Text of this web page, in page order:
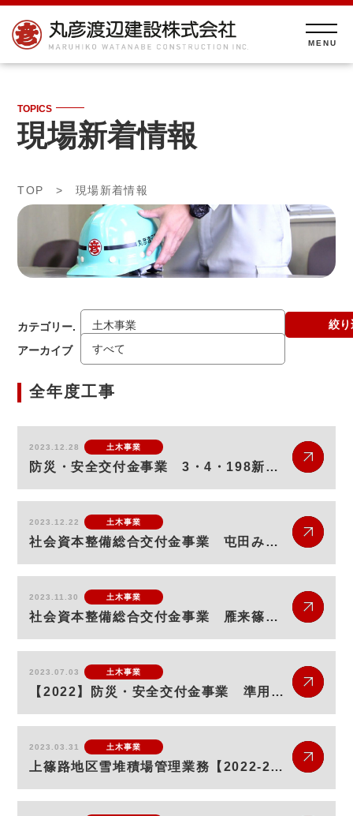
TOPICS
現場新着情報
TOP > 現場新着情報
カテゴリー.
アーカイブ
絞り
全年度工事
2023.12.28 土木事業
防災・安全交付金事業 3・4・198新琴似３番通 (新琴似6条1丁目中通4号線～新琴似第1横線間)道路改良工事
2023.12.22 土木事業
社会資本整備総合交付金事業 屯田みどり橋架換工事【2023-2024】
2023.11.30 土木事業
社会資本整備総合交付金事業 雁来篠路連絡線 (丘珠町596番2地先～丘珠町595番135地先間)道路改良工事
2023.07.03 土木事業
【2022】防災・安全交付金事業 準用河川厚別西川改修工事
2023.03.31 土木事業
上篠路地区雪堆積場管理業務【2022-2023】